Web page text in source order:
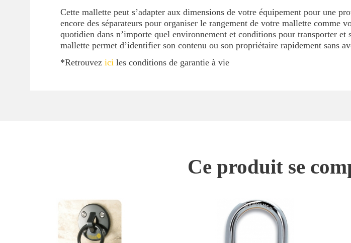
Cette mallette peut s’adapter aux dimensions de votre équipement pour une
encore des séparateurs pour organiser le rangement de votre mallette comme
quotidien dans n’importe quel environnement et conditions pour transporter
mallette permet d’identifier son contenu ou son propriétaire rapidement sans
*Retrouvez ici les conditions de garantie à vie
Ce produit se